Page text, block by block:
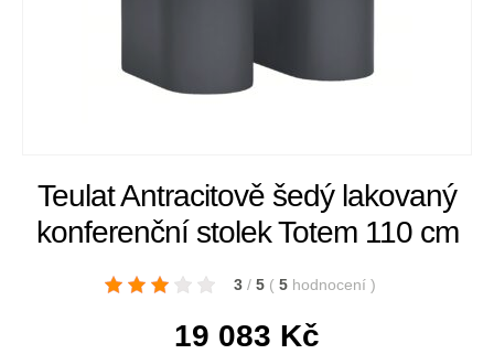
Teulat Antracitově šedý lakovaný
konferenční stolek Totem 110 cm
3 / 5 ( 5 hodnocení )
19 083 Kč